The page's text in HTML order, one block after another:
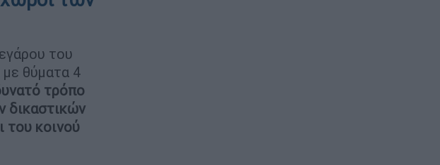
του
θύματα 4
τρόπο
δικαστικών
του κοινού